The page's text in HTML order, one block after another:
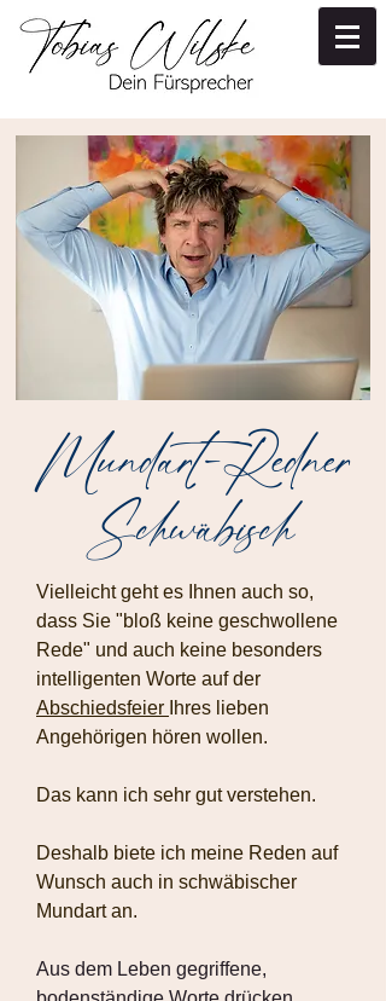
Mundart-Redner
Schwäbisch
Vielleicht geht es Ihnen auch so,
dass Sie "bloß keine geschwollene
Rede" und auch keine besonders
intelligenten Worte auf der
Abschiedsfeier Ihres lieben
Angehörigen hören wollen.
Das kann ich sehr gut verstehen.
Deshalb biete ich meine Reden auf
Wunsch auch in schwäbischer
Mundart an.
Aus dem Leben gegriffene,